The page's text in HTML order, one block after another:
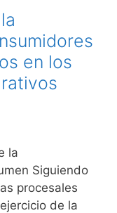
en los
la
Siguiendo
procesales
de la